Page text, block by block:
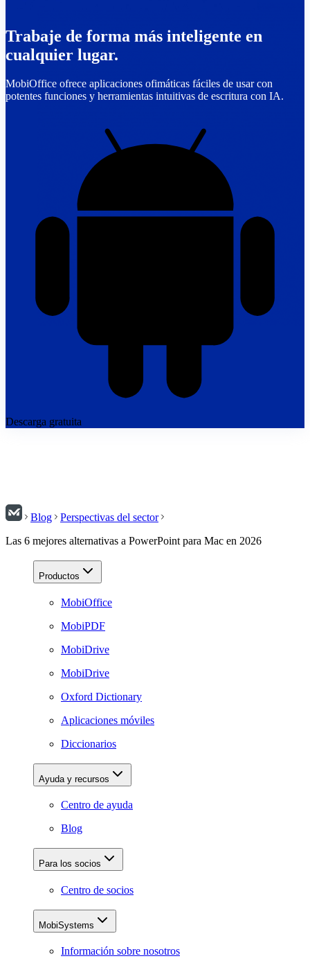
Trabaje de forma más inteligente en
cualquier lugar.
MobiOffice ofrece aplicaciones ofimáticas fáciles de usar con
potentes funciones y herramientas intuitivas de escritura con IA.
Descarga gratuita
Blog
Perspectivas del sector
Las 6 mejores alternativas a PowerPoint para Mac en 2026
Productos
MobiOffice
MobiPDF
MobiDrive
MobiDrive
Oxford Dictionary
Aplicaciones móviles
Diccionarios
Ayuda y recursos
Centro de ayuda
Blog
Para los socios
Centro de socios
MobiSystems
Información sobre nosotros